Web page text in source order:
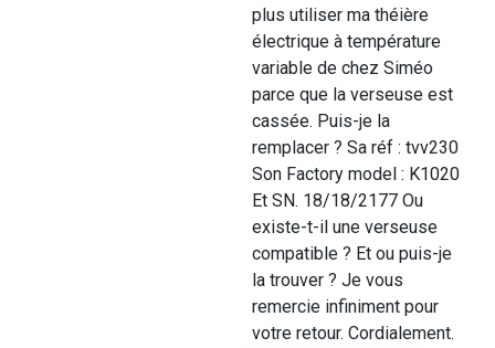
plus utiliser ma théière
électrique à température
variable de chez Siméo
parce que la verseuse est
cassée. Puis-je la
remplacer ? Sa réf : tvv230
Son Factory model : K1020
Et SN. 18/18/2177 Ou
existe-t-il une verseuse
compatible ? Et ou puis-je
la trouver ? Je vous
remercie infiniment pour
votre retour. Cordialement.